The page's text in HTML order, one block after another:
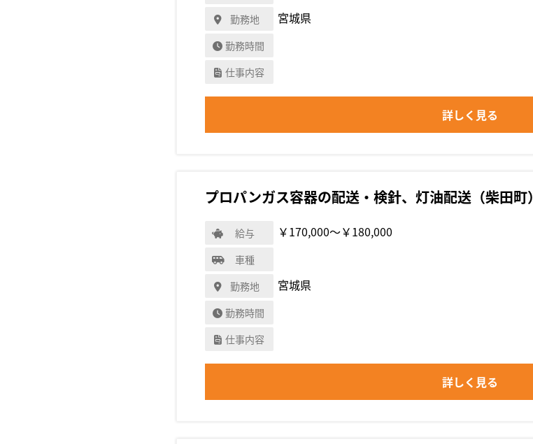
勤務地
宮城県
勤務時間
仕事内容
詳しく見る
プロパンガス容器の配送・検針、灯油配送（柴田町）
給与 ￥170,000〜￥180,000
車種
勤務地
宮城県
勤務時間
仕事内容
詳しく見る